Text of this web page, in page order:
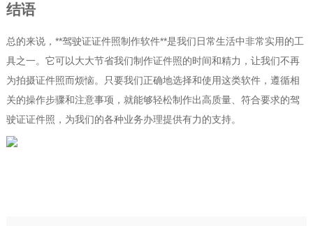
结语
总的来说，**驾驶证证件照制作软件**是我们日常生活中非常实用的工
具之一。它可以大大节省我们制作证件照的时间和精力，让我们不再
为拍摄证件照而烦恼。只要我们正确地选择和使用这类软件，遵循相
关的操作步骤和注意事项，就能够轻松制作出高质量、符合要求的驾
驶证证件照，为我们的各种业务办理提供有力的支持。